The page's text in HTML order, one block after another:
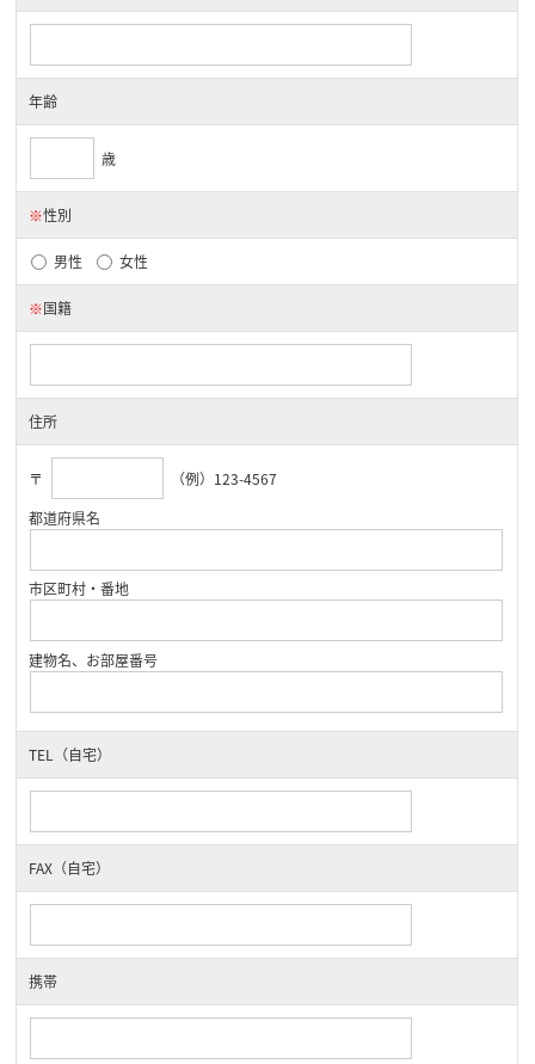
年齢
歳
※性別
男性 女性
※国籍
住所
〒
（例）123-4567
都道府県名
市区町村・番地
建物名、お部屋番号
TEL（自宅）
FAX（自宅）
携帯